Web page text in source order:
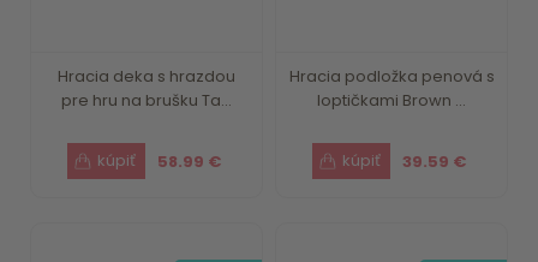
Hracia deka s hrazdou
pre hru na brušku Ta...
58.99 €
Hracia podložka penová s
loptičkami Brown ...
39.59 €